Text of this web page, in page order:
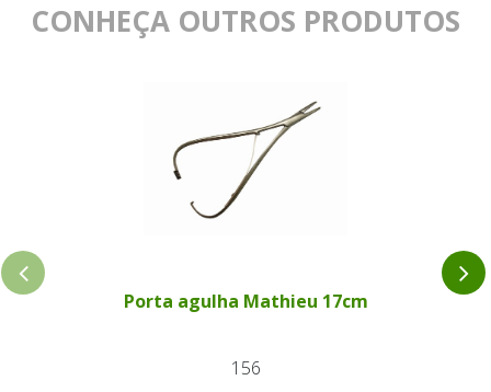
CONHEÇA OUTROS PRODUTOS
Porta agulha Mathieu 17cm
156